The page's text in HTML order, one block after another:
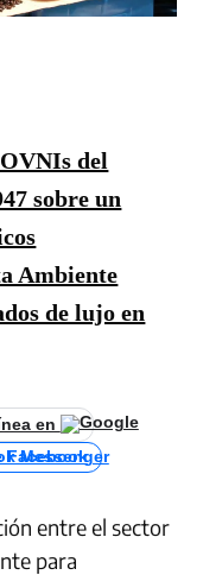
del
sobre un
Ambiente
de lujo en
en
Facebook
entre el sector
para